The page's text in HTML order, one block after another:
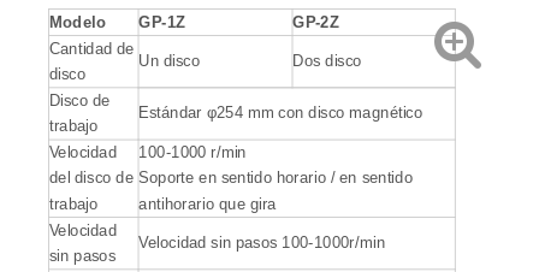
Modelo GP-1Z GP-2Z
Cantidad de
disco
Un disco Dos disco
Disco de
trabajo
Estándar φ254 mm con disco magnético
Velocidad
del disco de
trabajo
100-1000 r/min
Soporte en sentido horario / en sentido
antihorario que gira
Velocidad
sin pasos
Velocidad sin pasos 100-1000r/min